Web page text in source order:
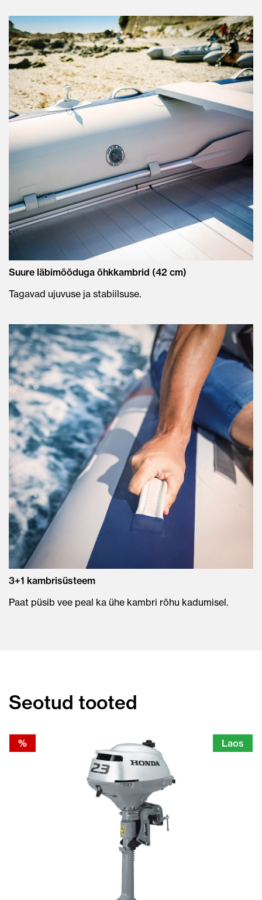
Suure läbimõõduga õhkkambrid (42 cm)
Tagavad ujuvuse ja stabiilsuse.
3+1 kambrisüsteem
Paat püsib vee peal ka ühe kambri rõhu kadumisel.
Seotud tooted
% Laos